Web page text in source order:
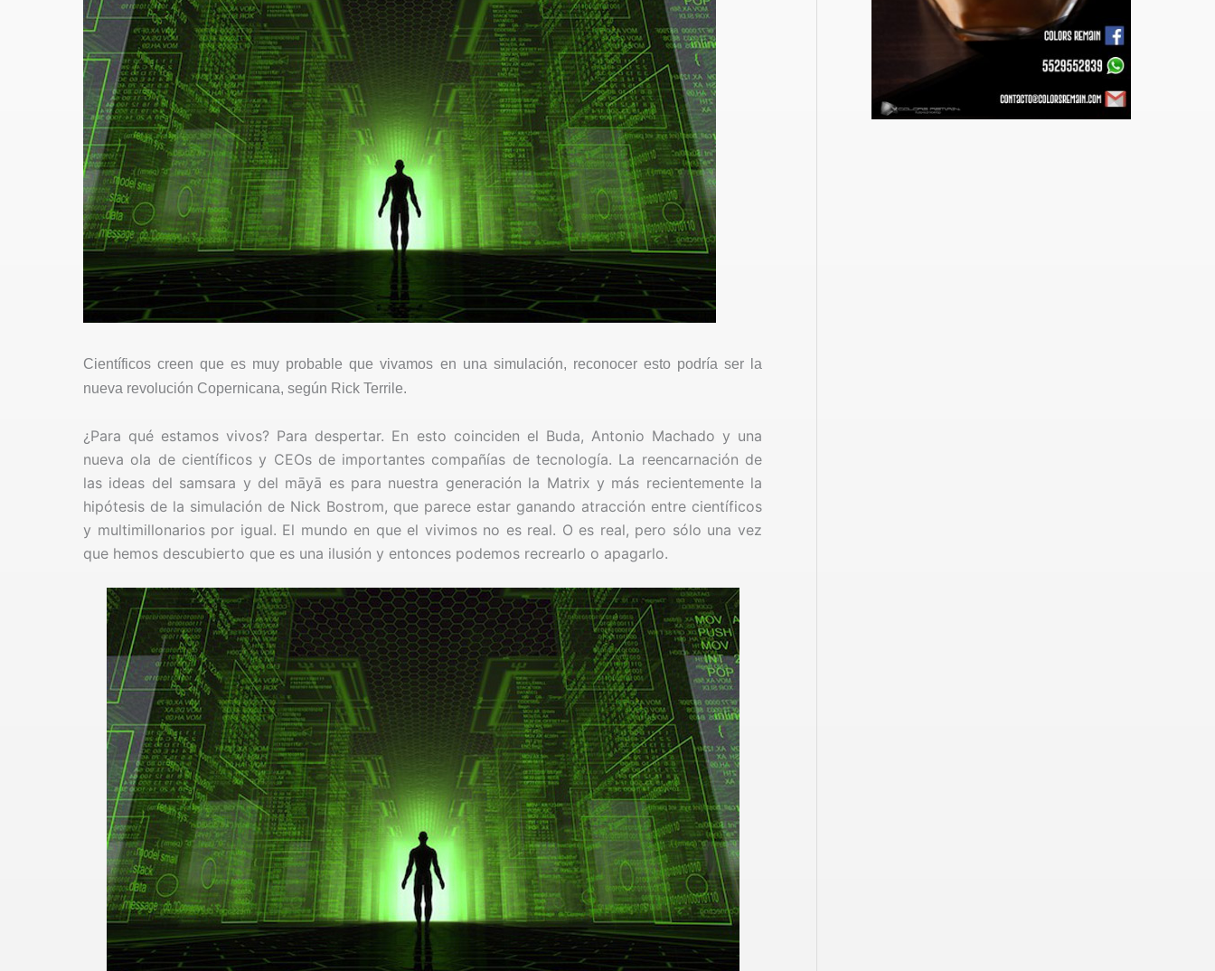
Científicos creen que es muy probable que vivamos en una simulación, reconocer esto podría ser la
nueva revolución Copernicana, según Rick Terrile.
¿Para qué estamos vivos? Para despertar. En esto coinciden el Buda, Antonio Machado y una
nueva ola de científicos y CEOs de importantes compañías de tecnología. La reencarnación de
las ideas del samsara y del māyā es para nuestra generación la Matrix y más recientemente la
hipótesis de la simulación de Nick Bostrom, que parece estar ganando atracción entre científicos
y multimillonarios por igual. El mundo en que el vivimos no es real. O es real, pero sólo una vez
que hemos descubierto que es una ilusión y entonces podemos recrearlo o apagarlo.